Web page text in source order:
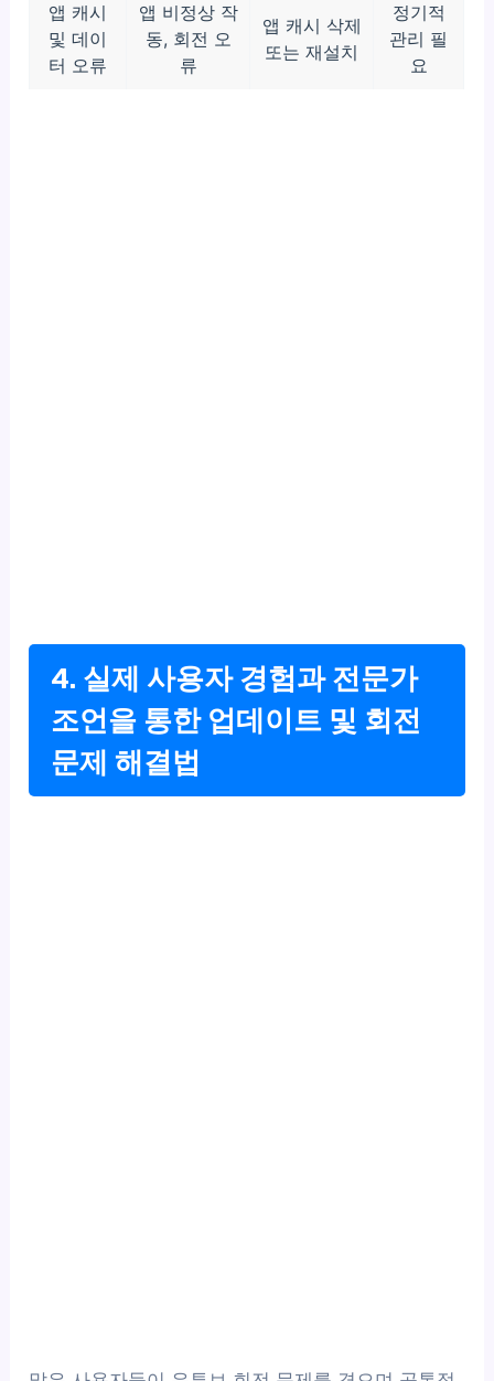
앱 캐시
및 데이
터 오류
앱 비정상 작
동, 회전 오
류
앱 캐시 삭제
또는 재설치
정기적
관리 필
요
4. 실제 사용자 경험과 전문가
조언을 통한 업데이트 및 회전
문제 해결법